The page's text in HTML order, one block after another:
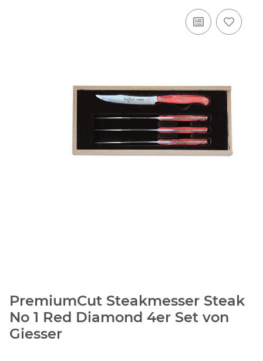
PremiumCut Steakmesser Steak
No 1 Red Diamond 4er Set von
Giesser